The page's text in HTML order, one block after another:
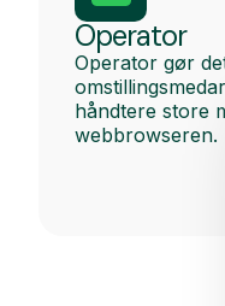
Operator
Operator gør
håndtere store
webbrowseren.